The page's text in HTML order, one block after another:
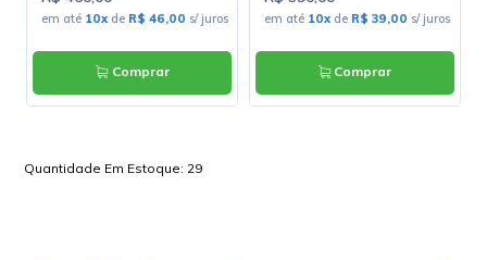
em até 10xde R$ 46,00 s/ juros
Comprar
em até 10xde R$ 39,00 s/ juros
Comprar
Quantidade Em Estoque: 29